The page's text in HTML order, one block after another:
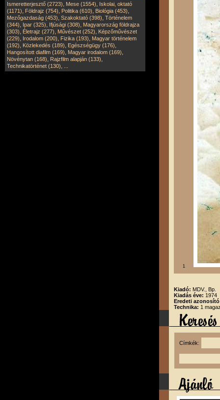
Ismeretterjesztő (2723), Mese (1554), Iskolai, oktató
(1171), Földrajz (754), Politika (610), Biológia (453),
Mezőgazdaság (453), Szakoktató (398), Történelem
(344), Ipar (325), Ifjúsági (308), Magyarország földrajza
(303), Életrajz (277), Művészet (252), Képzőművészet
(229), Irodalom (200), Fizika (193), Magyar történelem
(192), Közlekedés (189), Egészségügy (176),
Hangosított diafilm (169), Magyar irodalom (169),
Növénytan (168), Rajzfilm alapján (133),
Technikatörténet (130),
1
Kiadó: MDV., Bp.
Kiadás éve: 1974
Eredeti
Technika: 1
Címkék: